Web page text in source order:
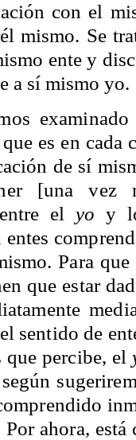
con el
mismo. Se
ente y
sí mismo yo.
es en
de sí
[una vez
el yo y
entes
Para
que estar
el sentido de
percibe, el
Por ahora,